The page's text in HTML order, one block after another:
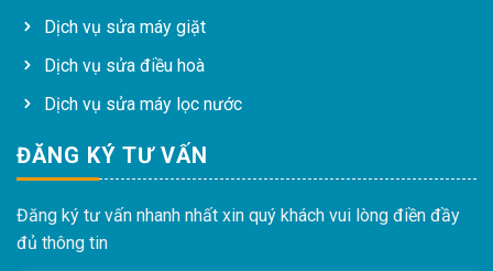
Dịch vụ sửa máy giặt
Dịch vụ sửa điều hoà
Dịch vụ sửa máy lọc nước
ĐĂNG KÝ TƯ VẤN
Đăng ký tư vấn nhanh nhất xin quý khách vui lòng điền đầy
đủ thông tin